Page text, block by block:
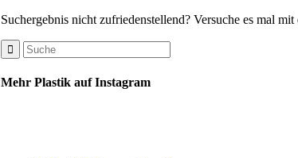
Suchergebnis nicht zufriedenstellend? Versuche es mal
Mehr Plastik auf Instagram